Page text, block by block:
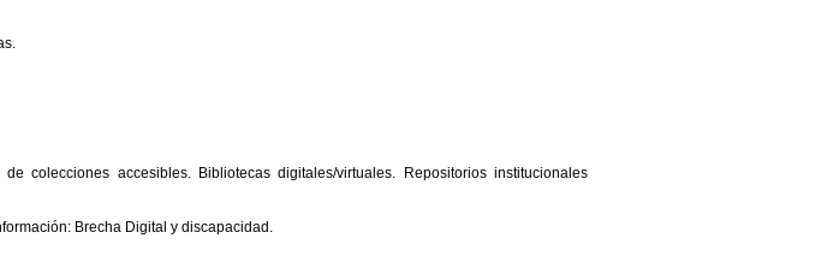
colecciones accesibles. Bibliotecas digitales/virtuales. Repositorios institucionales
Brecha Digital y discapacidad.